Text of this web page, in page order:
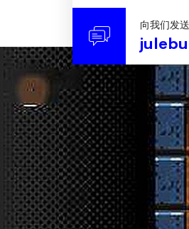
向我们发